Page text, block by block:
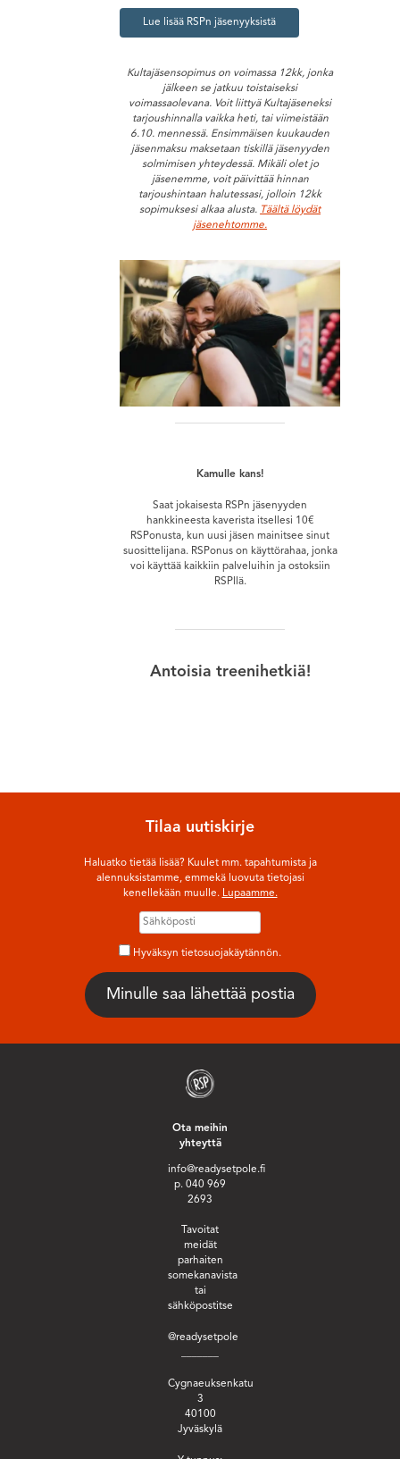
Lue lisää RSPn jäsenyyksistä
Kultajäsensopimus on voimassa 12kk, jonka
jälkeen se jatkuu toistaiseksi
voimassaolevana. Voit liittyä Kultajäseneksi
tarjoushinnalla vaikka heti, tai viimeistään
6.10. mennessä. Ensimmäisen kuukauden
jäsenmaksu maksetaan tiskillä jäsenyyden
solmimisen yhteydessä. Mikäli olet jo
jäsenemme, voit päivittää hinnan
tarjoushintaan halutessasi, jolloin 12kk
sopimuksesi alkaa alusta. Täältä löydät
jäsenehtomme.
Kamulle kans!
Saat jokaisesta RSPn jäsenyyden
hankkineesta kaverista itsellesi 10€
RSPonusta, kun uusi jäsen mainitsee sinut
suosittelijana. RSPonus on käyttörahaa, jonka
voi käyttää kaikkiin palveluihin ja ostoksiin
RSPllä.
Antoisia treenihetkiä!
Tilaa uutiskirje
Haluatko tietää lisää? Kuulet mm. tapahtumista ja
alennuksistamme, emmekä luovuta tietojasi
kenellekään muulle. Lupaamme.
Hyväksyn tietosuojakäytännön.
Ota meihin
yhteyttä
info@readysetpole.fi
p. 040 969
2693
Tavoitat
meidät
parhaiten
somekanavista
tai
sähköpostitse
@readysetpole
Cygnaeuksenkatu
3
40100
Jyväskylä